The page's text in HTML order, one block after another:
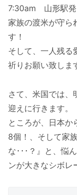
7:30am 山形駅発
家族の渡米が守ら
す！
そして、一人残る
祈りお願い致しま
さて、米国では、
迎えに行きます。
ところが、日本か
8個！、そして家
な･･･？』と、悩
ンが大きなシボレ